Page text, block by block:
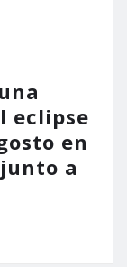
eclipse
en
a